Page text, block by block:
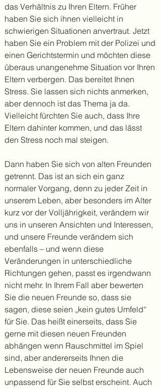
das Verhältnis zu Ihren Eltern. Früher
haben Sie sich ihnen vielleicht in
schwierigen Situationen anvertraut. Jetzt
haben Sie ein Problem mit der Polizei und
einen Gerichtstermin und möchten diese
überaus unangenehme Situation vor Ihren
Eltern verbergen. Das bereitet Ihnen
Stress. Sie lassen sich nichts anmerken,
aber dennoch ist das Thema ja da.
Vielleicht fürchten Sie auch, dass Ihre
Eltern dahinter kommen, und das lässt
den Stress noch mal steigen.
Dann haben Sie sich von alten Freunden
getrennt. Das ist an sich ein ganz
normaler Vorgang, denn zu jeder Zeit in
unserem Leben, aber besonders im Alter
kurz vor der Volljährigkeit, verändern wir
uns in unseren Ansichten und Interessen,
und unsere Freunde verändern sich
ebenfalls – und wenn diese
Veränderungen in unterschiedliche
Richtungen gehen, passt es irgendwann
nicht mehr. In Ihrem Fall aber bewerten
Sie die neuen Freunde so, dass sie
sagen, diese seien „kein gutes Umfeld“
für Sie. Das heißt einerseits, dass Sie
gerne mit diesen neuen Freunden
abhängen wenn Rauschmittel im Spiel
sind, aber andererseits Ihnen die
Lebensweise der neuen Freunde auch
unpassend für Sie selbst erscheint. Auch